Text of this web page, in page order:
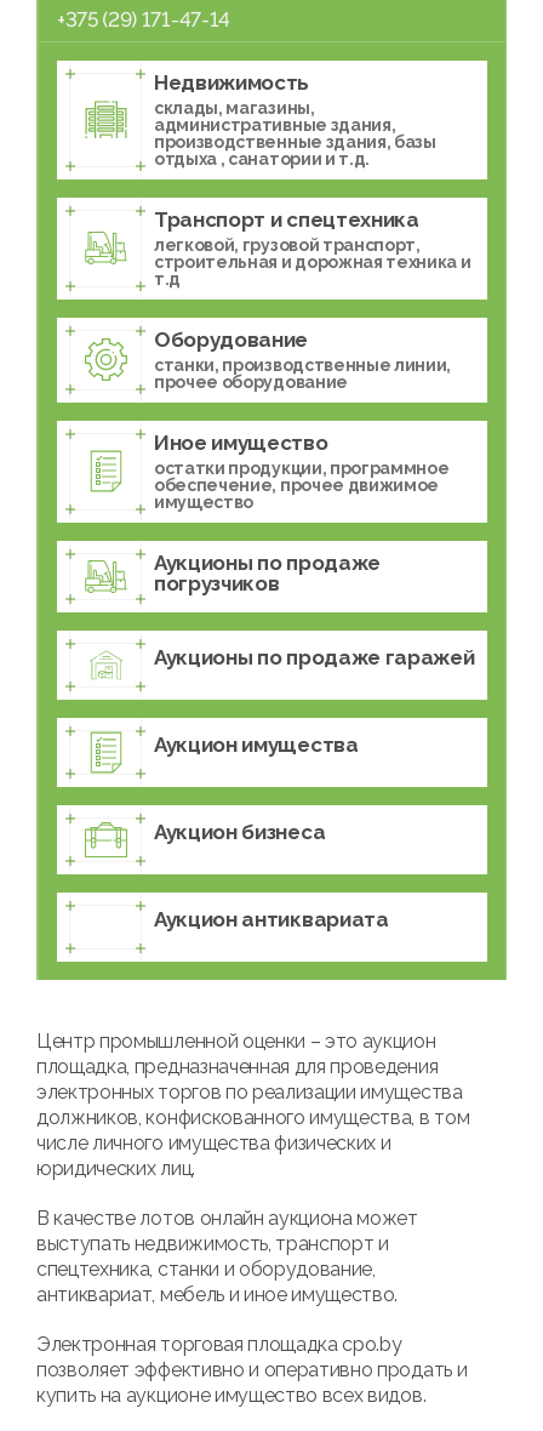
+375 (29) 171-47-14
Недвижимость
склады, магазины,
административные здания,
производственные здания, базы
отдыха , санатории и т.д.
Транспорт и спецтехника
легковой, грузовой транспорт,
строительная и дорожная техника и
т.д
Оборудование
станки, производственные линии,
прочее оборудование
Иное имущество
остатки продукции, программное
обеспечение, прочее движимое
имущество
Аукционы по продаже
погрузчиков
Аукционы по продаже гаражей
Аукцион имущества
Аукцион бизнеса
Аукцион антиквариата
Центр промышленной оценки – это аукцион
площадка, предназначенная для проведения
электронных торгов по реализации имущества
должников, конфискованного имущества, в том
числе личного имущества физических и
юридических лиц.
В качестве лотов онлайн аукциона может
выступать недвижимость, транспорт и
спецтехника, станки и оборудование,
антиквариат, мебель и иное имущество.
Электронная торговая площадка cpo.by
позволяет эффективно и оперативно продать и
купить на аукционе имущество всех видов.